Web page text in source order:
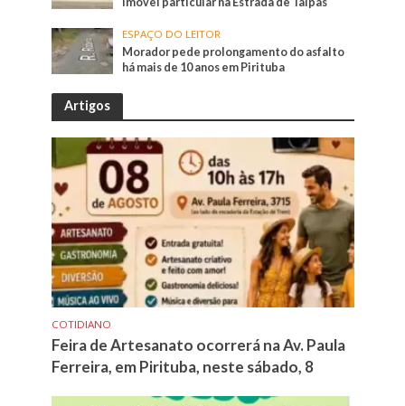
ESPAÇO DO LEITOR
Morador pede prolongamento do asfalto
há mais de 10 anos em Pirituba
Artigos
COTIDIANO
Feira de Artesanato ocorrerá na Av. Paula
Ferreira, em Pirituba, neste sábado, 8